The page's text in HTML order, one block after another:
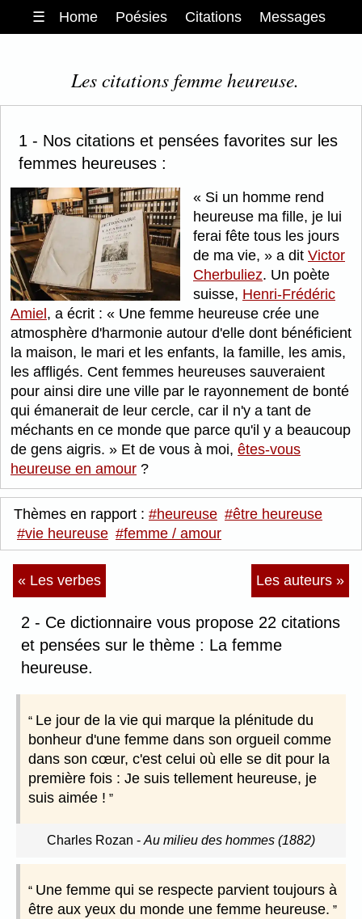
☰ Home Poésies Citations Messages
Les citations femme heureuse.
1 - Nos citations et pensées favorites sur les
femmes heureuses :
Si un homme rend
heureuse ma fille, je lui
ferai fête tous les jours
de ma vie,
a dit Victor
Cherbuliez. Un poète
suisse, Henri-Frédéric
Amiel , a écrit :
Une femme heureuse crée une
atmosphère d'harmonie autour d'elle dont bénéficient
la maison, le mari et les enfants, la famille, les amis,
les affligés. Cent femmes heureuses sauveraient
pour ainsi dire une ville par le rayonnement de bonté
qui émanerait de leur cercle, car il n'y a tant de
méchants en ce monde que parce qu'il y a beaucoup
de gens aigris.
Et de vous à moi, êtes-vous
heureuse en amour ?
Thèmes en rapport : #heureuse #être heureuse
#vie heureuse #femme / amour
« Les verbes Les auteurs »
2 - Ce dictionnaire vous propose 22 citations
et pensées sur le thème : La femme
heureuse.
Le jour de la vie qui marque la plénitude du
bonheur d'une femme dans son orgueil comme
dans son cœur, c'est celui où elle se dit pour la
première fois : Je suis tellement heureuse, je
suis aimée !
Charles Rozan - Au milieu des hommes (1882)
Une femme qui se respecte parvient toujours à
être aux yeux du monde une femme heureuse.